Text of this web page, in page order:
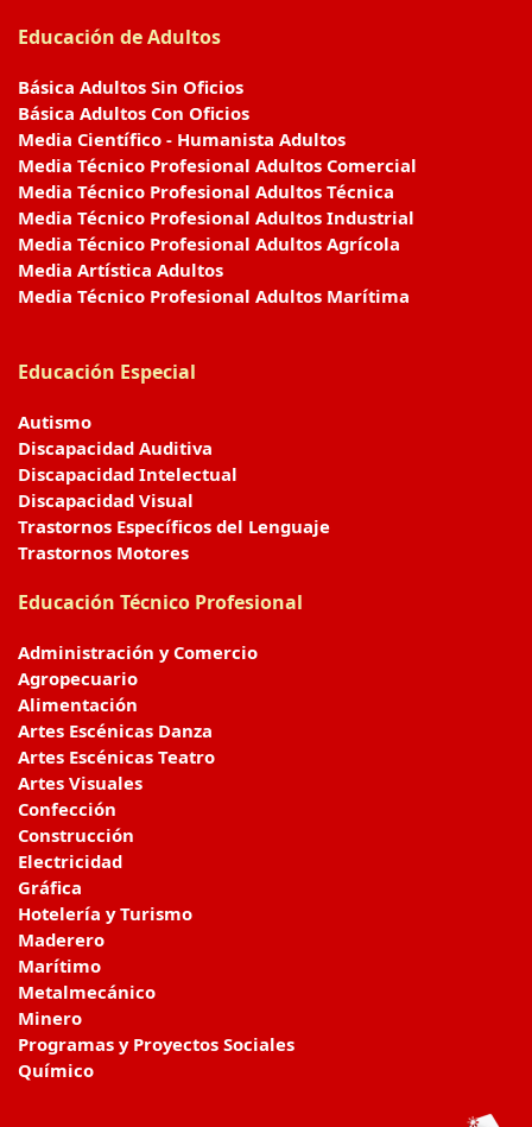
Educación de Adultos
Básica Adultos Sin Oficios
Básica Adultos Con Oficios
Media Científico - Humanista Adultos
Media Técnico Profesional Adultos Comercial
Media Técnico Profesional Adultos Técnica
Media Técnico Profesional Adultos Industrial
Media Técnico Profesional Adultos Agrícola
Media Artística Adultos
Media Técnico Profesional Adultos Marítima
Educación Especial
Autismo
Discapacidad Auditiva
Discapacidad Intelectual
Discapacidad Visual
Trastornos Específicos del Lenguaje
Trastornos Motores
Educación Técnico Profesional
Administración y Comercio
Agropecuario
Alimentación
Artes Escénicas Danza
Artes Escénicas Teatro
Artes Visuales
Confección
Construcción
Electricidad
Gráfica
Hotelería y Turismo
Maderero
Marítimo
Metalmecánico
Minero
Programas y Proyectos Sociales
Químico